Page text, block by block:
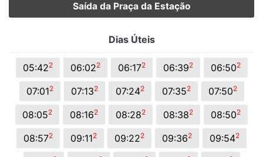
Saída da Praça da Estação
Dias Úteis
05:422 06:022 06:172 06:392 06:502
07:012 07:132 07:242 07:352 07:502
08:052 08:162 08:282 08:382 08:502
08:572 09:112 09:222 09:362 09:542